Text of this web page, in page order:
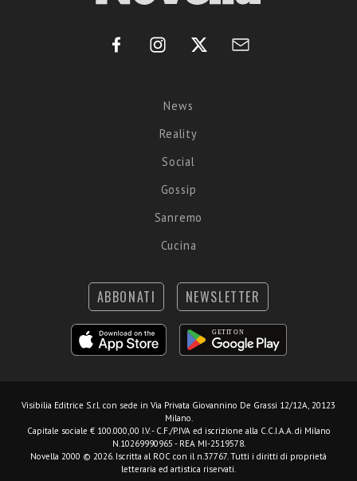
News
Reality
Social
Gossip
Sanremo
Cucina
ABBONATI NEWSLETTER
Visibilia Editrice S.r.l. con sede in Via Privata Giovannino De Grassi 12/12A, 20123
Milano.
Capitale sociale € 100.000,00 I.V. - C.F./P.IVA ed iscrizione alla C.C.I.A.A. di Milano
N.10269990965 - REA MI-2519578.
Novella 2000 © 2026. Iscritta al ROC con il n.37767. Tutti i diritti di proprietà
letteraria ed artistica riservati.